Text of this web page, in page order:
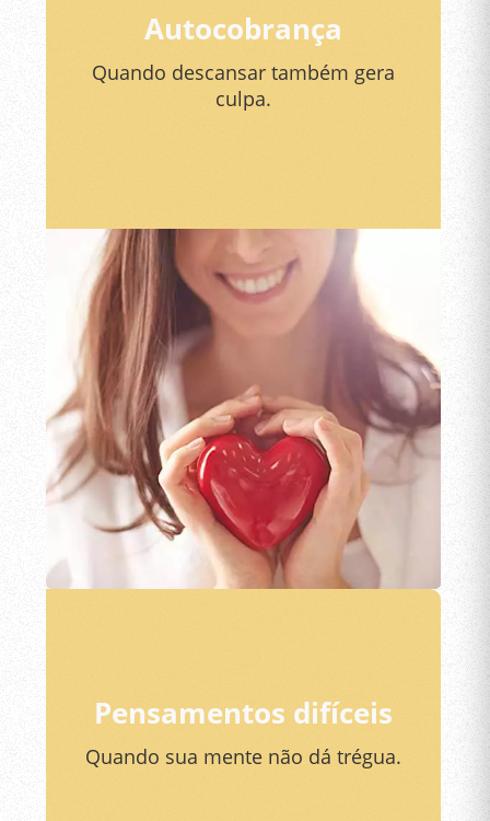
Autocobrança
Quando descansar também gera
culpa.
Pensamentos difíceis
Quando sua mente não dá trégua.